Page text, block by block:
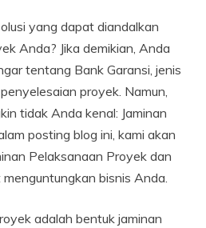
yang dapat diandalkan
Anda? Jika demikian, Anda
tentang Bank Garansi, jenis
proyek. Namun,
tidak Anda kenal: Jaminan
posting blog ini, kami akan
Pelaksanaan Proyek dan
bisnis Anda.
adalah bentuk jaminan